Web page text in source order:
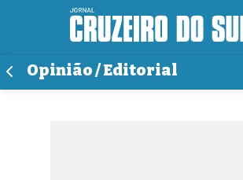
Opinião / Editorial